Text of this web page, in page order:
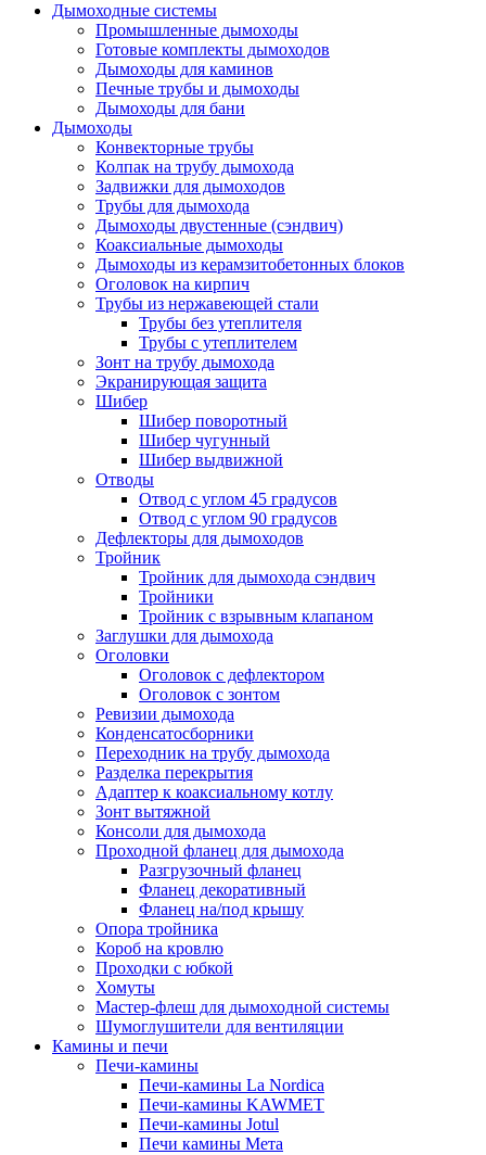
Дымоходные системы
Промышленные дымоходы
Готовые комплекты дымоходов
Дымоходы для каминов
Печные трубы и дымоходы
Дымоходы для бани
Дымоходы
Конвекторные трубы
Колпак на трубу дымохода
Задвижки для дымоходов
Трубы для дымохода
Дымоходы двустенные (сэндвич)
Коаксиальные дымоходы
Дымоходы из керамзитобетонных блоков
Оголовок на кирпич
Трубы из нержавеющей стали
Трубы без утеплителя
Трубы с утеплителем
Зонт на трубу дымохода
Экранирующая защита
Шибер
Шибер поворотный
Шибер чугунный
Шибер выдвижной
Отводы
Отвод с углом 45 градусов
Отвод с углом 90 градусов
Дефлекторы для дымоходов
Тройник
Тройник для дымохода сэндвич
Тройники
Тройник с взрывным клапаном
Заглушки для дымохода
Оголовки
Оголовок с дефлектором
Оголовок с зонтом
Ревизии дымохода
Конденсатосборники
Переходник на трубу дымохода
Разделка перекрытия
Адаптер к коаксиальному котлу
Зонт вытяжной
Консоли для дымохода
Проходной фланец для дымохода
Разгрузочный фланец
Фланец декоративный
Фланец на/под крышу
Опора тройника
Короб на кровлю
Проходки с юбкой
Хомуты
Мастер-флеш для дымоходной системы
Шумоглушители для вентиляции
Камины и печи
Печи-камины
Печи-камины La Nordica
Печи-камины KAWMET
Печи-камины Jotul
Печи камины Мета